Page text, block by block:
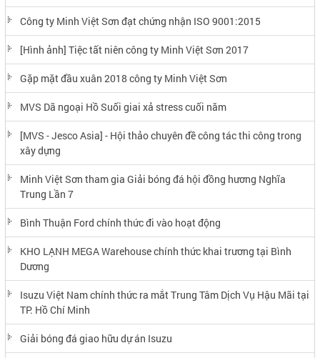
Công ty Minh Việt Sơn đạt chứng nhận ISO 9001:2015
[Hình ảnh] Tiệc tất niên công ty Minh Việt Sơn 2017
Gặp mặt đầu xuân 2018 công ty Minh Việt Sơn
MVS Dã ngoại Hồ Suối giai xả stress cuối năm
[MVS - Jesco Asia] - Hội thảo chuyên đề công tác thi công trong
xây dựng
Minh Việt Sơn tham gia Giải bóng đá hội đồng hương Nghĩa
Trung Lần 7
Bình Thuận Ford chính thức đi vào hoạt động
KHO LẠNH MEGA Warehouse chính thức khai trương tại Bình
Dương
Isuzu Việt Nam chính thức ra mắt Trung Tâm Dịch Vụ Hậu Mãi tại
TP. Hồ Chí Minh
Giải bóng đá giao hữu dự án Isuzu